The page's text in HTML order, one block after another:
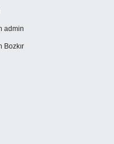
admin
Bozkır